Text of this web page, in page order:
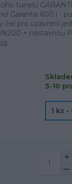
tunelu
Garantia 600 l -
čel pro uzavření
+ nástavnou
5-10